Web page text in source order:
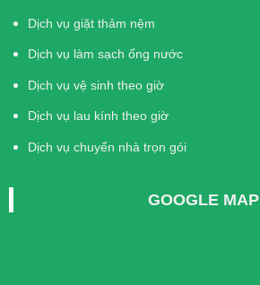
Dịch vụ giặt thảm nệm
Dịch vụ làm sạch ống nước
Dịch vụ vệ sinh theo giờ
Dịch vụ lau kính theo giờ
Dịch vụ chuyển nhà trọn gói
GOOGLE MAP